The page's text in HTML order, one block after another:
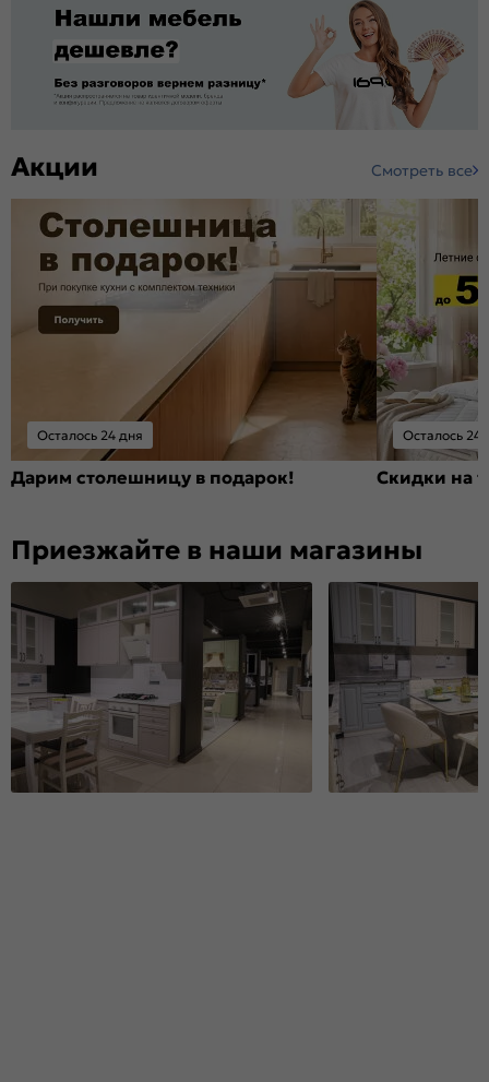
Акции Смотреть все
Осталось 24 дня
Дарим столешницу в подарок!
Осталось 24
Скидки на
Приезжайте в наши магазины